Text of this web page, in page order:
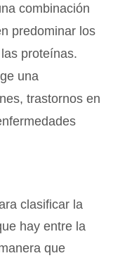
combinación
predominar los
proteínas.
una
trastornos en
clasificar la
hay entre la
que